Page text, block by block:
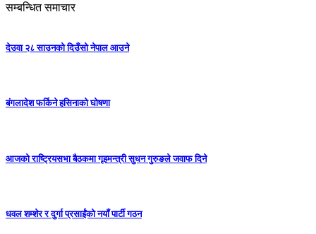
सम्बन्धित समाचार
देउवा २८ साउनको दिउँसो नेपाल आउने
बंगलादेश फर्किने हसिनाको घोषणा
आजको राष्ट्रियसभा बैठकमा गृहमन्त्री सुधन गुरुङले जवाफ दिने
धवल शम्शेर र दुर्गा प्रसाईंको नयाँ पार्टी गठन